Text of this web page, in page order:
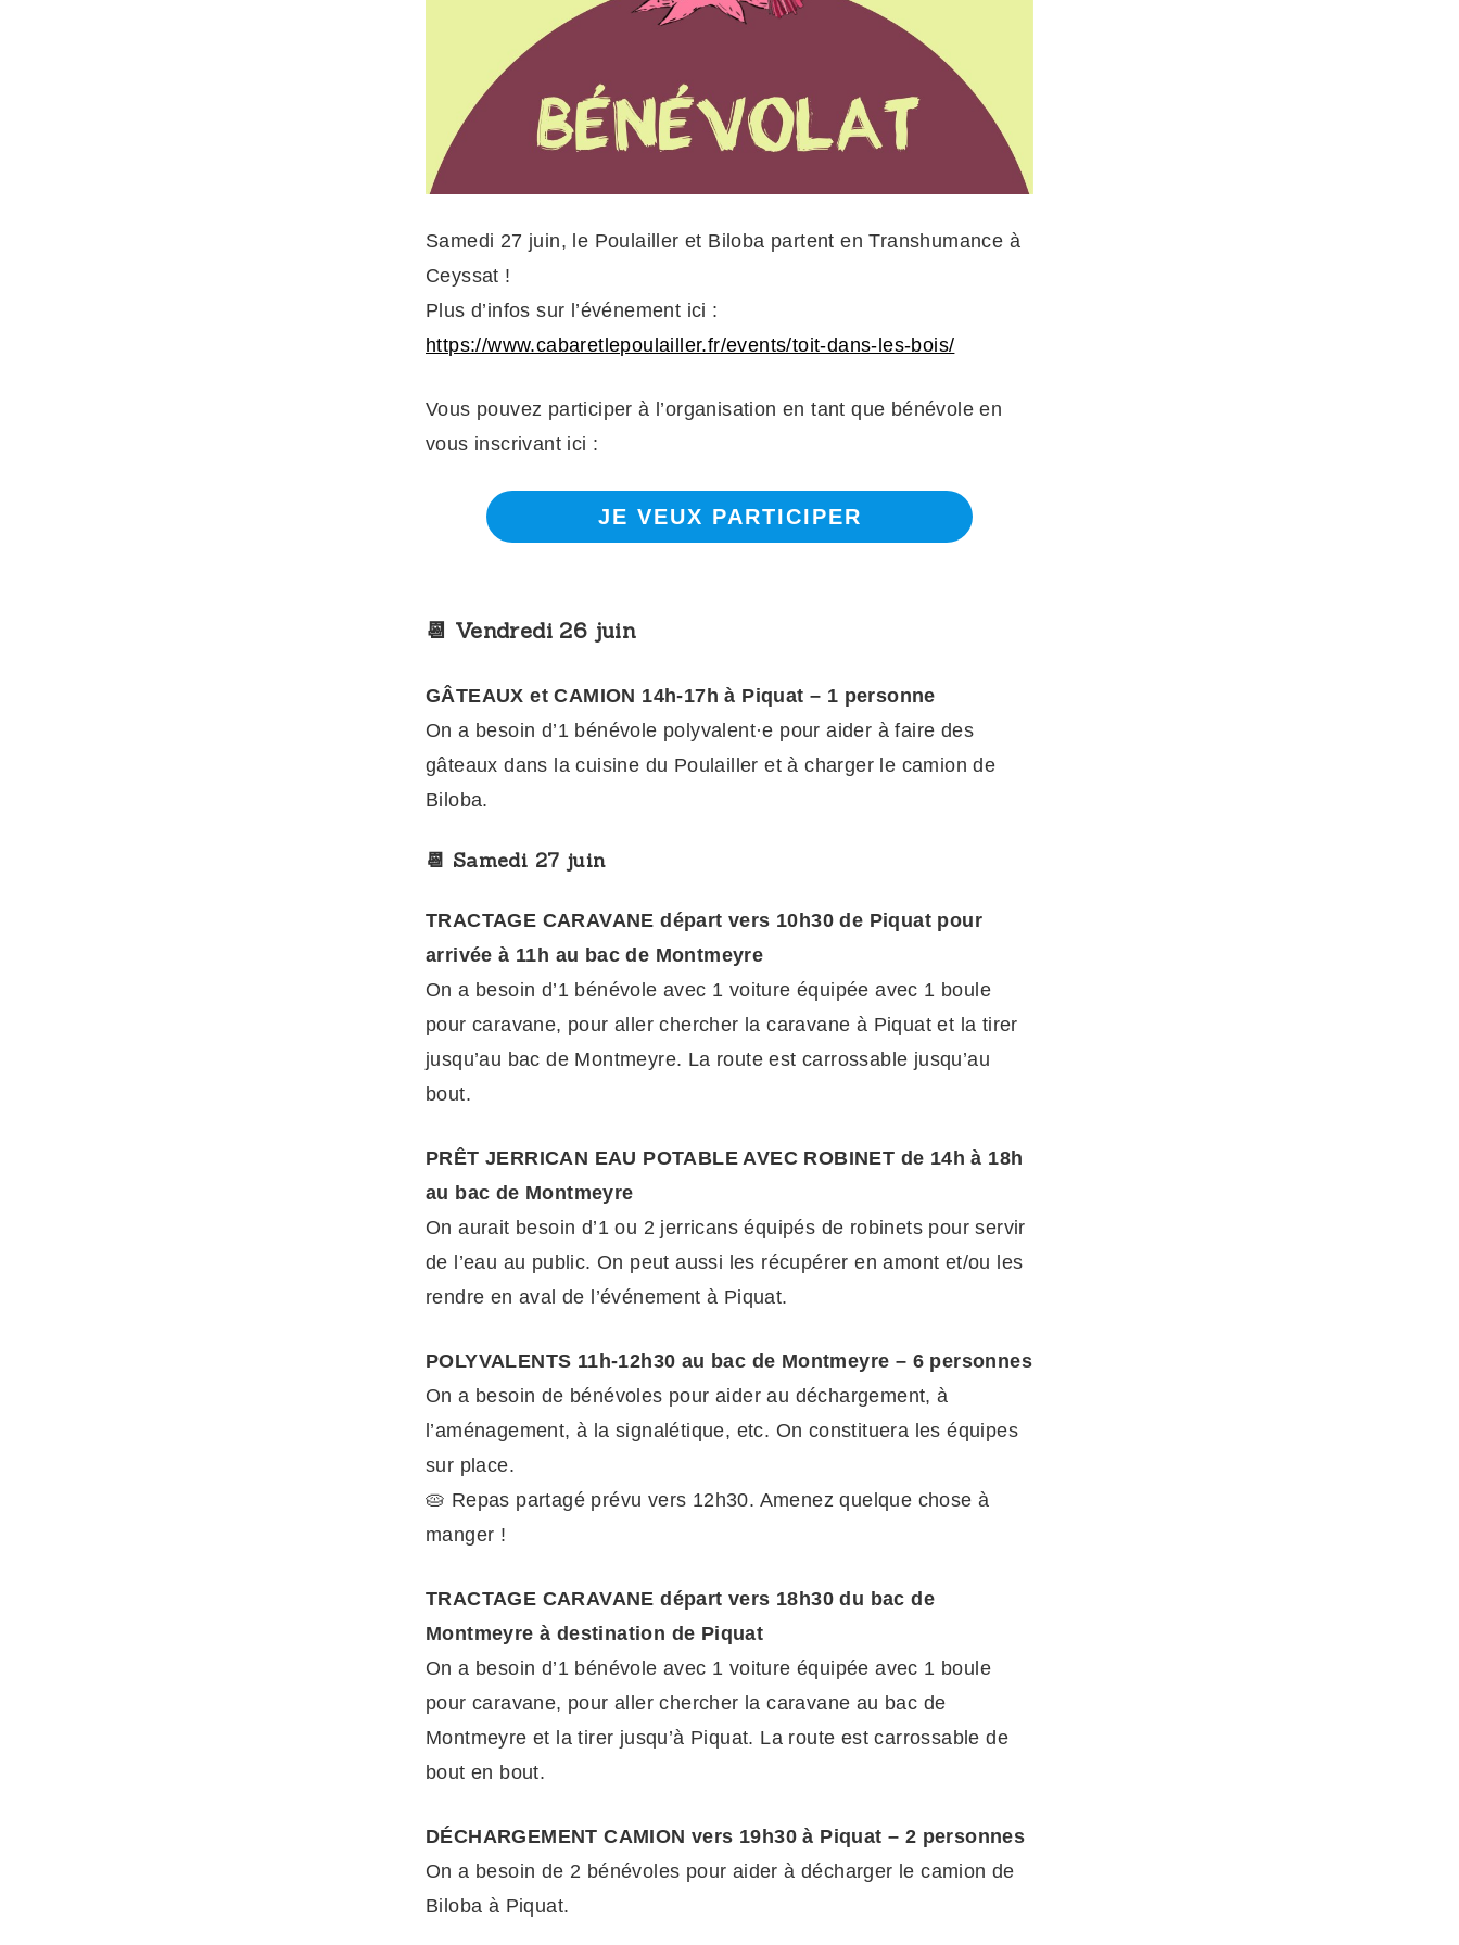
Samedi 27 juin, le Poulailler et Biloba partent en Transhumance à
Ceyssat !
Plus d’infos sur l’événement ici :
https://www.cabaretlepoulailler.fr/events/toit-dans-les-bois/
Vous pouvez participer à l’organisation en tant que bénévole en
vous inscrivant ici :
JE VEUX PARTICIPER
📆 Vendredi 26 juin
GÂTEAUX et CAMION 14h-17h à Piquat – 1 personne
On a besoin d’1 bénévole polyvalent·e pour aider à faire des
gâteaux dans la cuisine du Poulailler et à charger le camion de
Biloba.
📆 Samedi 27 juin
TRACTAGE CARAVANE départ vers 10h30 de Piquat pour
arrivée à 11h au bac de Montmeyre
On a besoin d’1 bénévole avec 1 voiture équipée avec 1 boule
pour caravane, pour aller chercher la caravane à Piquat et la tirer
jusqu’au bac de Montmeyre. La route est carrossable jusqu’au
bout.
PRÊT JERRICAN EAU POTABLE AVEC ROBINET de 14h à 18h
au bac de Montmeyre
On aurait besoin d’1 ou 2 jerricans équipés de robinets pour servir
de l’eau au public. On peut aussi les récupérer en amont et/ou les
rendre en aval de l’événement à Piquat.
POLYVALENTS 11h-12h30 au bac de Montmeyre – 6 personnes
On a besoin de bénévoles pour aider au déchargement, à
l’aménagement, à la signalétique, etc. On constituera les équipes
sur place.
🥧 Repas partagé prévu vers 12h30. Amenez quelque chose à
manger !
TRACTAGE CARAVANE départ vers 18h30 du bac de
Montmeyre à destination de Piquat
On a besoin d’1 bénévole avec 1 voiture équipée avec 1 boule
pour caravane, pour aller chercher la caravane au bac de
Montmeyre et la tirer jusqu’à Piquat. La route est carrossable de
bout en bout.
DÉCHARGEMENT CAMION vers 19h30 à Piquat – 2 personnes
On a besoin de 2 bénévoles pour aider à décharger le camion de
Biloba à Piquat.